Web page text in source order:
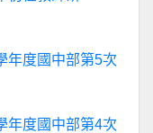
年度國中部第5次
年度國中部第4次